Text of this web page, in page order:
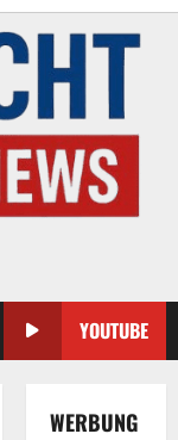
YOUTUBE
WERBUNG